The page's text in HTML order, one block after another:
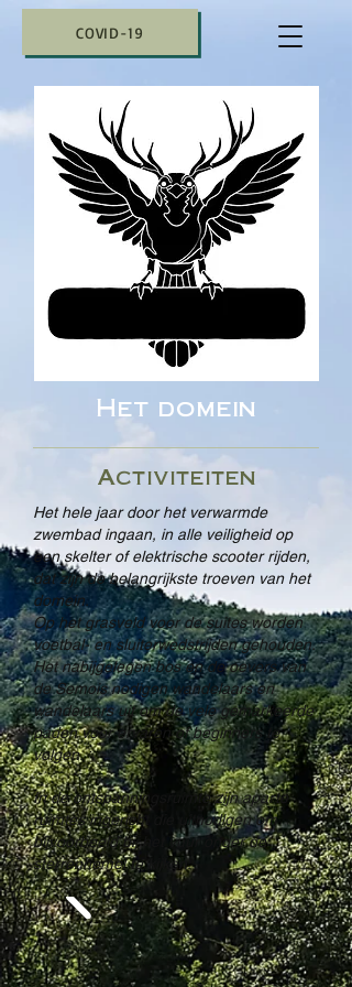
COVID-19
Het domein
Activiteiten
Het hele jaar door het verwarmde
zwembad ingaan, in alle veiligheid op
een skelter of elektrische scooter rijden,
dat zijn de belangrijkste troeven van het
domein.
Op het grasveld voor de suites worden
voetbal- en sluiterwedstrijden gehouden.
Het nabijgelegen bos en de oevers van
de Semois nodigen wandelaars en
wandelaars uit om de vele gemarkeerde
paden voor ervaren of beginners te
volgen.
In de ontspanningsruimte zijn aparte
ruimtes ingericht die uitnodigen om
bijvoorbeeld bij het vuur onder de
sterrenhemel te kijken.